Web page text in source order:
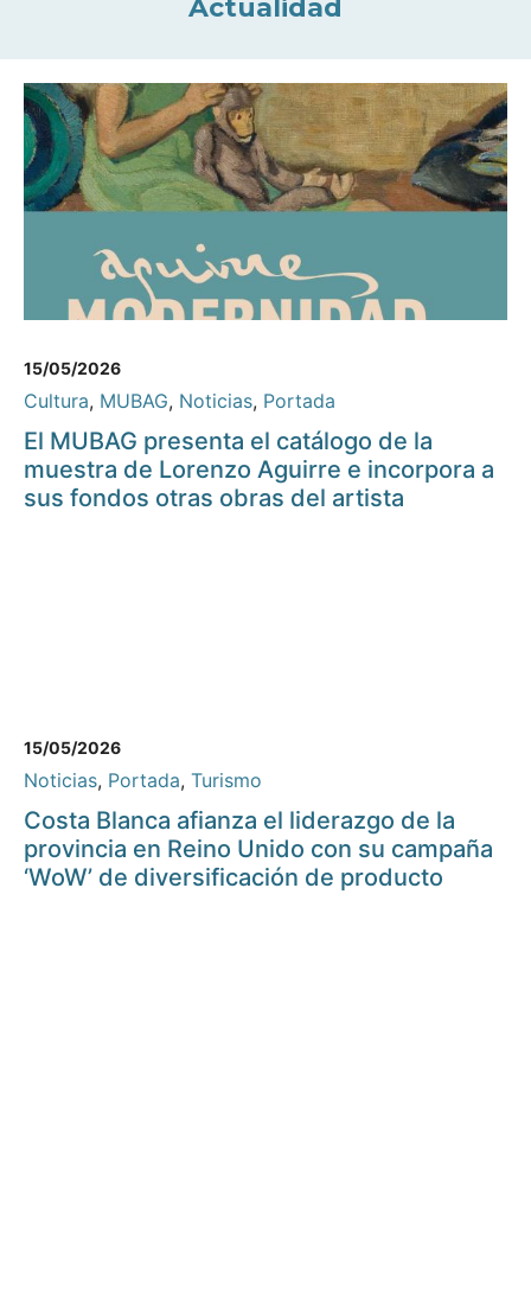
Actualidad
15/05/2026
Cultura, MUBAG, Noticias, Portada
El MUBAG presenta el catálogo de la
muestra de Lorenzo Aguirre e incorpora a
sus fondos otras obras del artista
15/05/2026
Noticias, Portada, Turismo
Costa Blanca afianza el liderazgo de la
provincia en Reino Unido con su campaña
‘WoW’ de diversificación de producto